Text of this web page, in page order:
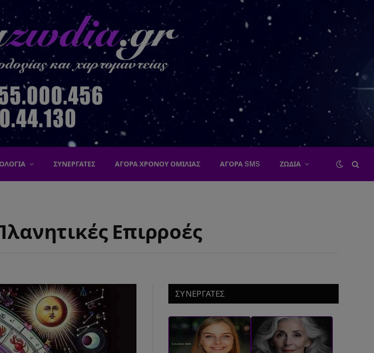
ΣΥΝΕΡΓΑΤΕΣ ΑΓΟΡΑ ΧΡΟΝΟΥ ΟΜΙΛΙΑΣ ΑΓΟΡΑ SMS ΖΩΔΙΑ
Επιρροές
ΣΥΝΕΡΓΑΤΕΣ